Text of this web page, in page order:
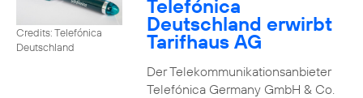
Credits: Telefónica
Deutschland
Telefónica
Deutschland erwirbt
Tarifhaus AG
Der Telekommunikationsanbieter
Telefónica Germany GmbH & Co.